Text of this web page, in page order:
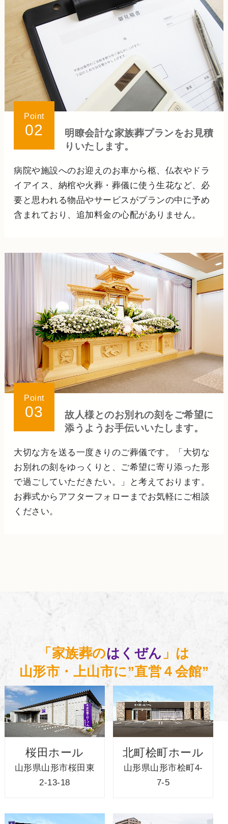
Point
02 明瞭会計な家族葬プランをお見積
りいたします。
病院や施設へのお迎えのお車から柩、仏衣やドラ
イアイス、納棺や火葬・葬儀に使う生花など、必
要と思われる物品やサービスがプランの中に予め
含まれており、追加料金の心配がありません。
Point
03
故人様とのお別れの刻をご希望に
添うようお手伝いいたします。
大切な方を送る一度きりのご葬儀です。「大切な
お別れの刻をゆっくりと、ご希望に寄り添った形
で過ごしていただきたい。」と考えております。
お葬式からアフターフォローまでお気軽にご相談
ください。
「家族葬のはくぜん 」は
山形市・上山市に”直営４会館”
桜田ホール
山形県山形市桜田東
2-13-18
北町桧町ホール
山形県山形市桧町4-
7-5